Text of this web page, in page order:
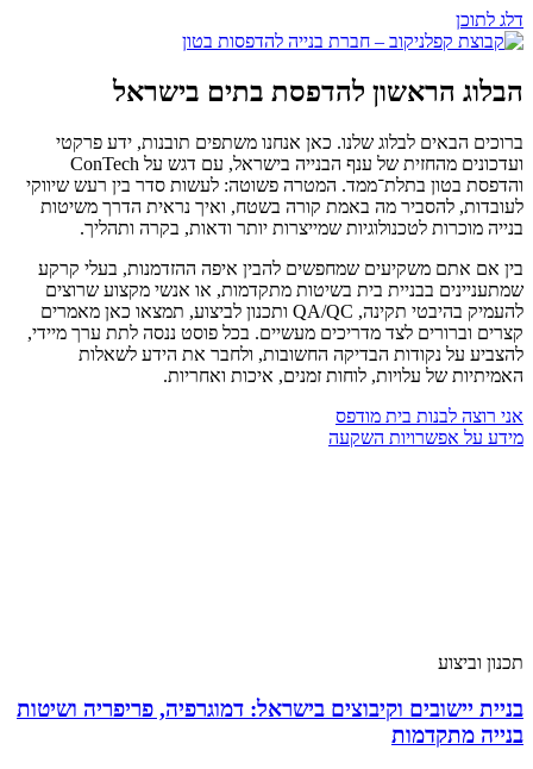
דלג לתוכן
הבלוג הראשון להדפסת בתים בישראל
ברוכים הבאים לבלוג שלנו. כאן אנחנו משתפים תובנות, ידע פרקטי
ועדכונים מהחזית של ענף הבנייה בישראל, עם דגש על ConTech
והדפסת בטון בתלת־ממד. המטרה פשוטה: לעשות סדר בין רעש שיווקי
לעובדות, להסביר מה באמת קורה בשטח, ואיך נראית הדרך משיטות
בנייה מוכרות לטכנולוגיות שמייצרות יותר ודאות, בקרה ותהליך.
בין אם אתם משקיעים שמחפשים להבין איפה ההזדמנות, בעלי קרקע
שמתעניינים בבניית בית בשיטות מתקדמות, או אנשי מקצוע שרוצים
להעמיק בהיבטי תקינה, QA/QC ותכנון לביצוע, תמצאו כאן מאמרים
קצרים וברורים לצד מדריכים מעשיים. בכל פוסט ננסה לתת ערך מיידי,
להצביע על נקודות הבדיקה החשובות, ולחבר את הידע לשאלות
האמיתיות של עלויות, לוחות זמנים, איכות ואחריות.
אני רוצה לבנות בית מודפס
מידע על אפשרויות השקעה
תכנון וביצוע
בניית יישובים וקיבוצים בישראל: דמוגרפיה, פריפריה ושיטות
בנייה מתקדמות